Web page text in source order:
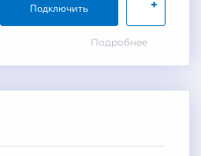
+
Подключить
Подробнее